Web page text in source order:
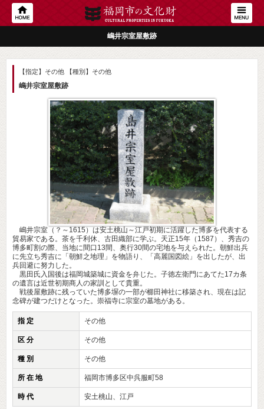
嶋井宗室屋敷跡
【指定】その他 【種別】その他
嶋井宗室屋敷跡
嶋井宗室（？～1615）は安土桃山～江戸初期に活躍した博多を代表する
貿易家である。茶を千利休、古田織部に学ぶ。天正15年（1587）、秀吉の
博多町割の際、当地に間口13間、奥行30間の宅地を与えられた。朝鮮出兵
に先立ち秀吉に「朝鮮之地理」を物語り、「高麗国図絵」を出したが、出
兵回避に努力した。
黒田氏入国後は福岡城築城に資金を弁じた。子徳左衛門にあてた17カ条
の遺言は近世初期商人の家訓として貴重。
戦後屋敷跡に残っていた博多塀の一部が櫛田神社に移築され、現在は記
念碑が建つだけとなった。崇福寺に宗室の墓地がある。
指 定 その他
区 分 その他
種 別 その他
所 在 地 福岡市博多区中呉服町58
時 代 安土桃山、江戸